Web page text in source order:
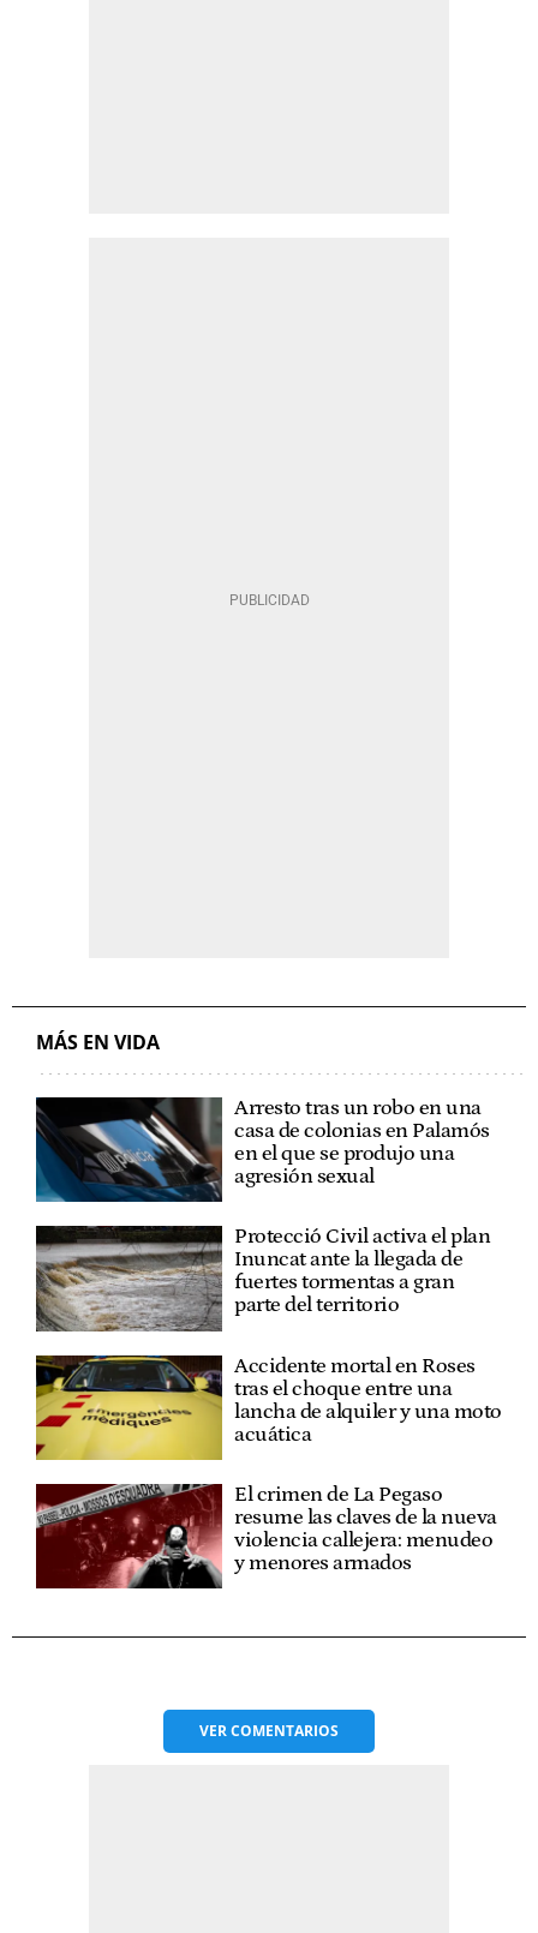
MÁS EN VIDA
Arresto tras un robo en una
casa de colonias en Palamós
en el que se produjo una
agresión sexual
Protecció Civil activa el plan
Inuncat ante la llegada de
fuertes tormentas a gran
parte del territorio
Accidente mortal en Roses
tras el choque entre una
lancha de alquiler y una moto
acuática
El crimen de La Pegaso
resume las claves de la nueva
violencia callejera: menudeo
y menores armados
VERCOMENTARIOS